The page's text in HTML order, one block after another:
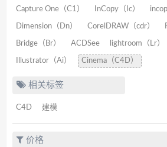
Capture One（C1） InCopy（Ic）
Dimension（Dn） CorelDRAW（cdr）
Bridge（Br） ACDSee lightroom（Lr）
Illustrator（Ai） Cinema（C4D）
相关标签
C4D 建模
价格